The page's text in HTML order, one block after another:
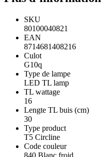
SKU
80100040821
EAN
8714681408216
Culot
G10q
Type de lampe
LED TL lamp
TL wattage
16
Lengte TL buis (cm)
30
Type product
T5 Circline
Code couleur
840 Blanc froid